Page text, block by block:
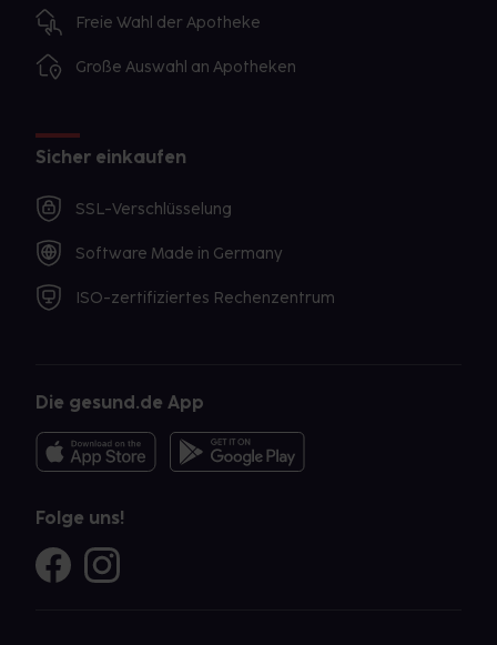
Freie Wahl der Apotheke
Große Auswahl an Apotheken
Sicher einkaufen
SSL-Verschlüsselung
Software Made in Germany
ISO-zertifiziertes Rechenzentrum
Die gesund.de App
Folge uns!